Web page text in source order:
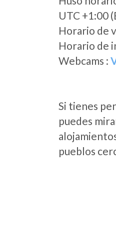
UTC +1:00
Horario de
Horario de
Webcams :
Si tienes
puedes
pueblos